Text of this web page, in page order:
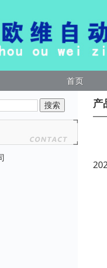
首页
产